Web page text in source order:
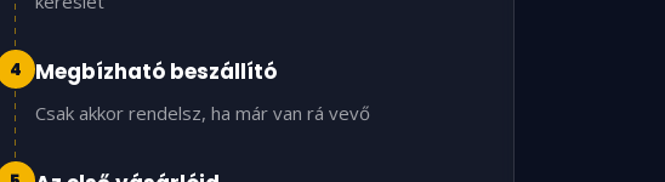
4 Megbízható beszállító
Csak akkor rendelsz, ha már van rá vevő